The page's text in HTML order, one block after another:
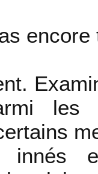
les